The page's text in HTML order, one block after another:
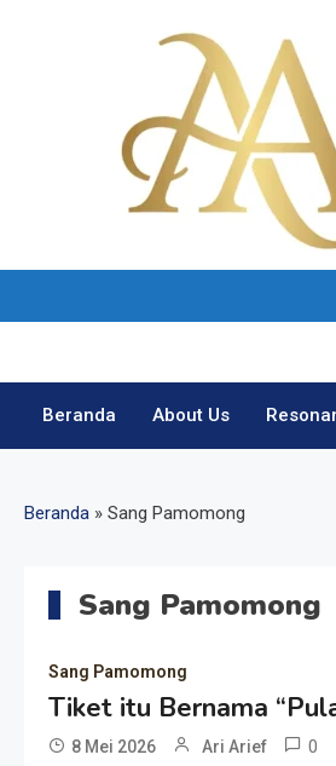
Beranda About Us
Beranda » Sang Pamomong
Sang Pamomong
Sang Pamomong
Tiket itu Bernama
8 Mei 2026 Ari Arief 0